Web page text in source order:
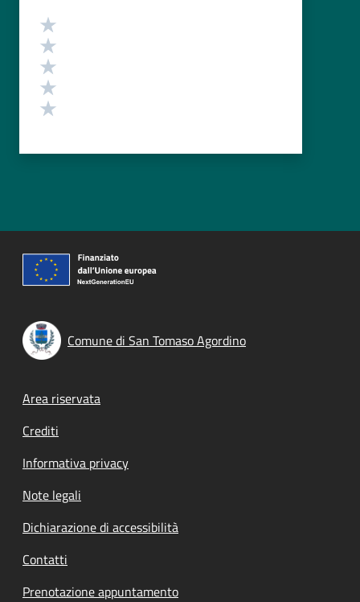
Valutazione
Comune di San Tomaso Agordino
Footer menu
Area riservata
Crediti
Informativa privacy
Note legali
Dichiarazione di accessibilità
Contatti
Prenotazione appuntamento